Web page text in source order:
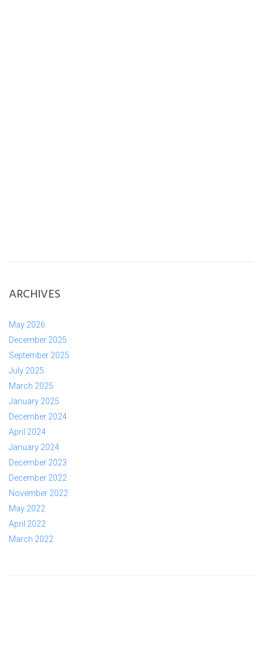
ARCHIVES
May 2026
December 2025
September 2025
July 2025
March 2025
January 2025
December 2024
April 2024
January 2024
December 2023
December 2022
November 2022
May 2022
April 2022
March 2022